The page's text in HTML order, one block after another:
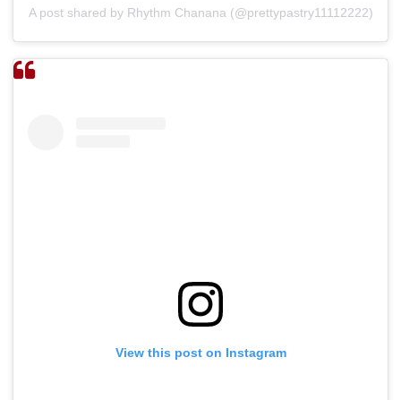
A post shared by Rhythm Chanana (@prettypastry11112222)
View this post on Instagram